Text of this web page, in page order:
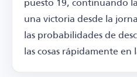
una victoria desde la
las probabilidades de
las cosas rápidamente